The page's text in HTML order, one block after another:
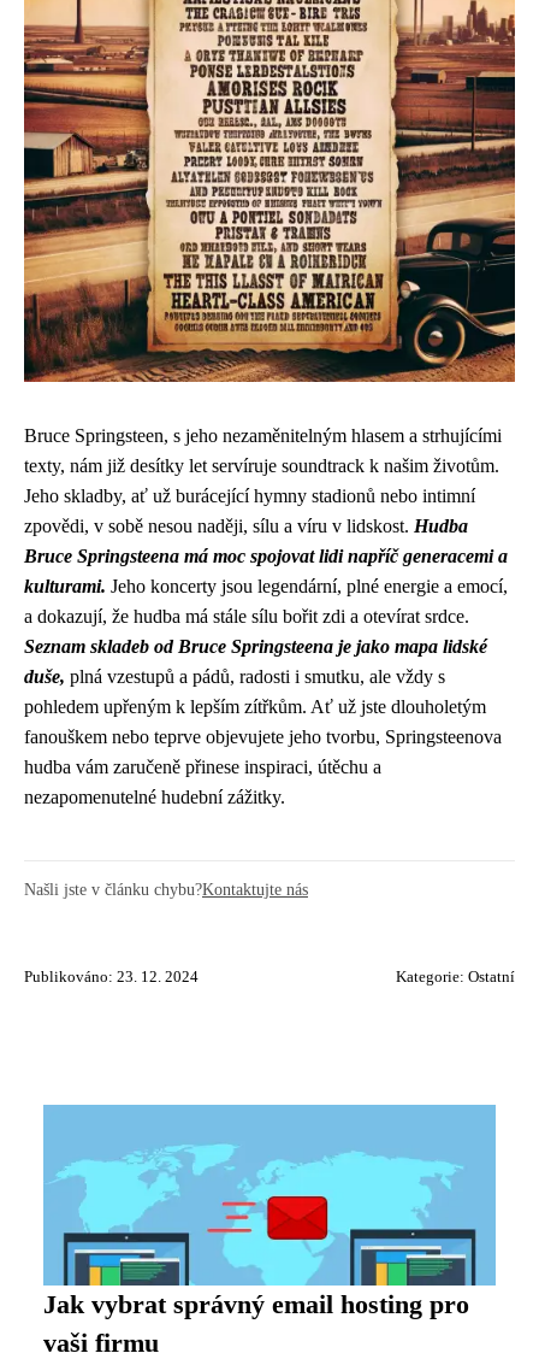
Bruce Springsteen, s jeho nezaměnitelným hlasem a strhujícími
texty, nám již desítky let servíruje soundtrack k našim životům.
Jeho skladby, ať už burácející hymny stadionů nebo intimní
zpovědi, v sobě nesou naději, sílu a víru v lidskost. Hudba
Bruce Springsteena má moc spojovat lidi napříč generacemi a
kulturami. Jeho koncerty jsou legendární, plné energie a emocí,
a dokazují, že hudba má stále sílu bořit zdi a otevírat srdce.
Seznam skladeb od Bruce Springsteena je jako mapa lidské
duše, plná vzestupů a pádů, radosti i smutku, ale vždy s
pohledem upřeným k lepším zítřkům. Ať už jste dlouholetým
fanouškem nebo teprve objevujete jeho tvorbu, Springsteenova
hudba vám zaručeně přinese inspiraci, útěchu a
nezapomenutelné hudební zážitky.
Našli jste v článku chybu?Kontaktujte nás
Publikováno: 23. 12. 2024 Kategorie: Ostatní
Jak vybrat správný email hosting pro
vaši firmu